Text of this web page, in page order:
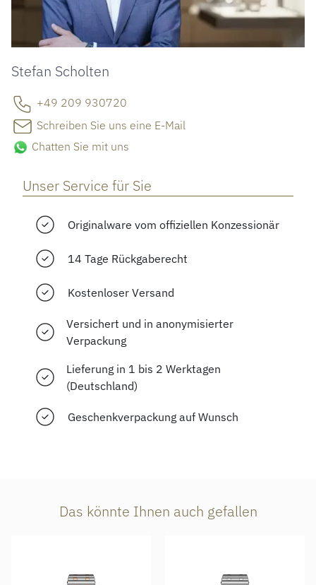
Stefan Scholten
+49 209 930720
Schreiben Sie uns eine E-Mail
Chatten Sie mit uns
Unser Service für Sie
Originalware vom offiziellen Konzessionär
14 Tage Rückgaberecht
Kostenloser Versand
Versichert und in anonymisierter
Verpackung
Lieferung in 1 bis 2 Werktagen
(Deutschland)
Geschenkverpackung auf Wunsch
Das könnte Ihnen auch gefallen